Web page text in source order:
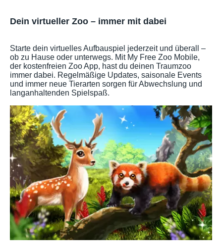
Dein virtueller Zoo – immer mit dabei
Starte dein virtuelles Aufbauspiel jederzeit und überall –
ob zu Hause oder unterwegs. Mit My Free Zoo Mobile,
der kostenfreien Zoo App, hast du deinen Traumzoo
immer dabei. Regelmäßige Updates, saisonale Events
und immer neue Tierarten sorgen für Abwechslung und
langanhaltenden Spielspaß.